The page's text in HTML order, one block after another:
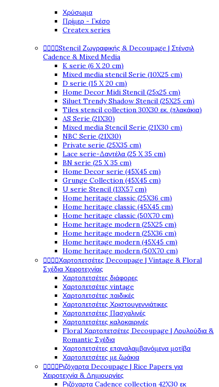
Χρύσωμα
Πρίμερ - Γκέσο
Createx series
Stencil Ζωγραφικής & Decoupage | Στένσιλ
Cadence & Mixed Media
K serie (6 X 20 cm)
Mixed media stencil Serie (10X25 cm)
D serie (15 X 20 cm)
Home Decor Midi Stencil (25x25 cm)
Siluet Trendy Shadow Stencil (25X25 cm)
Tiles stencil collection 30X30 εκ. (πλακάκια)
AS Serie (21X30)
Mixed media Stencil Serie (21X30 cm)
NBC Serie (21X30)
Private serie (25X35 cm)
Lace serie-Δαντέλα (25 X 35 cm)
BN serie (25 X 35 cm)
Home Decor serie (45X45 cm)
Grunge Collection (45X45 cm)
U serie Stencil (13X57 cm)
Home heritage classic (25X36 cm)
Home heritage classic (45X45 cm)
Home heritage classic (50X70 cm)
Home heritage modern (25X25 cm)
Home heritage modern (25X36 cm)
Home heritage modern (45X45 cm)
Home heritage modern (50X70 cm)
Χαρτοπετσέτες Decoupage | Vintage & Floral
Σχέδια Χειροτεχνίας
Χαρτοπετσέτες διάφορες
Χαρτοπετσέτες vintage
Χαρτοπετσέτες παιδικές
Χαρτοπετσέτες Χριστουγεννιάτικες
Χαρτοπετσέτες Πασχαλινές
Χαρτοπετσέτες καλοκαιρινές
Floral Χαρτοπετσέτες Decoupage | Λουλούδια &
Romantic Σχέδια
Χαρτοπετσέτες επαναλαμβανόμενα μοτίβα
Χαρτοπετσέτες με ζωάκια
Ριζόχαρτα Decoupage | Rice Papers για
Χειροτεχνία & Δημιουργίες
Ριζόχαρτα Cadence collection 42X30 εκ